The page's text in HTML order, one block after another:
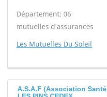
Département: 06
mutuelles d'assurances
Les Mutuelles Du Soleil
A.S.A.F (Association